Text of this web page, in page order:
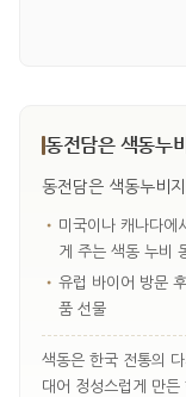
동전담은 색동누
동전담은 색동누비
• 미국이나 캐나다에
게 주는 색동 누비
• 유럽 바이어 방문
품 선물
색동은 한국 전통의
대어 정성스럽게 만